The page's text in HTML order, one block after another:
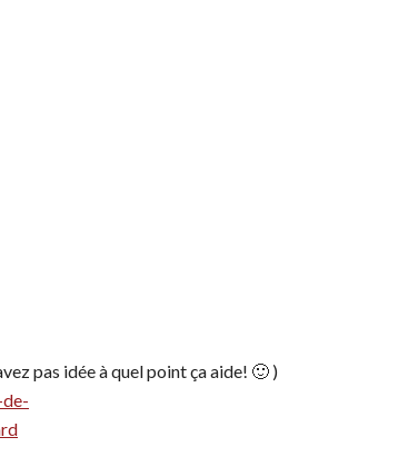
pas idée à quel point ça aide! 🙂 )